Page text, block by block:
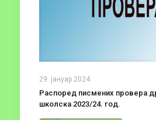
29. јануар 2024.
Распоред писмених провера
школска 2023/24. год.